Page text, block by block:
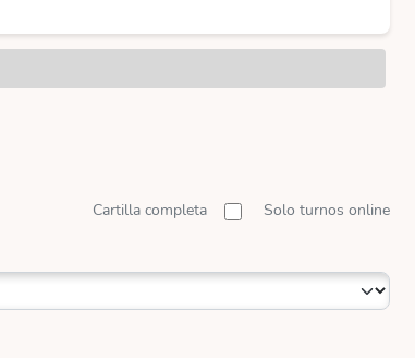
Cartilla completa Solo turnos online